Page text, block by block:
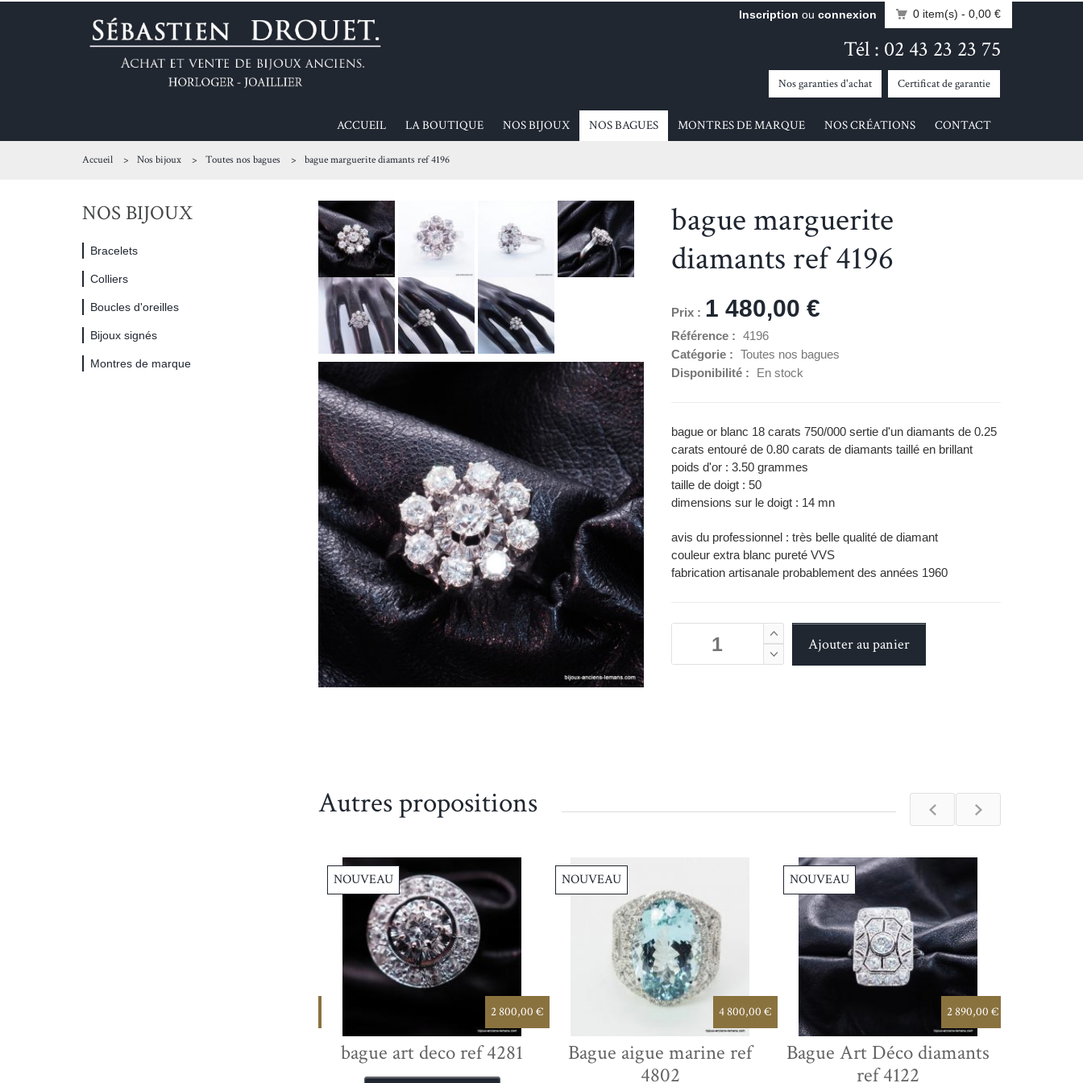
0 item(s) - 0,00 €
Inscription ou connexion
Tél : 02 43 23 23 75
Nos garanties d'achat Certificat de garantie
ACCUEIL LA BOUTIQUE NOS BIJOUX NOS BAGUES MONTRES DE MARQUE NOS CRÉATIONS CONTACT
Accueil Nos bijoux Toutes nos bagues bague marguerite diamants ref 4196
NOS BIJOUX
Bracelets
Colliers
Boucles d'oreilles
Bijoux signés
Montres de marque
bague marguerite
diamants ref 4196
Prix : 1 480,00 €
Référence :
4196
Catégorie :
Toutes nos bagues
Disponibilité :
En stock
bague or blanc 18 carats 750/000 sertie d'un diamants de 0.25
carats entouré de 0.80 carats de diamants taillé en brillant
poids d'or : 3.50 grammes
taille de doigt : 50
dimensions sur le doigt : 14 mn
avis du professionnel : très belle qualité de diamant
couleur extra blanc pureté VVS
fabrication artisanale probablement des années 1960
Autres propositions
2 800,00 €
NOUVEAU
bague art deco ref 4281
4 800,00 €
NOUVEAU
Bague aigue marine ref
4802
2 890,00 €
NOUVEAU
Bague Art Déco diamants
ref 4122